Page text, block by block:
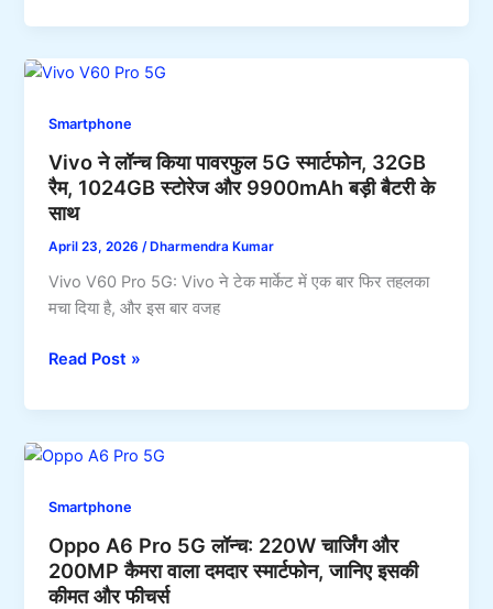
बैटरी
512GB
लॉन्च
किया
सस्ता
दमदार
5G
स्मार्टफोन,
मिलेगा
12GB
256GB
स्टोरेज
80W
Smartphone
Vivo ने लॉन्च किया पावरफुल 5G स्मार्टफोन, 32GB
रैम, 1024GB स्टोरेज और 9900mAh बड़ी बैटरी के
साथ
April 23, 2026 /Dharmendra Kumar
Vivo V60 Pro 5G: Vivo ने टेक मार्केट में एक बार फिर तहलका
मचा दिया है, और इस बार वजह
Vivo
लॉन्च
किया
पावरफुल
स्मार्टफोन,
32GB
रैम,
1024GB
Read Post »
Smartphone
Oppo A6 Pro 5G लॉन्च: 220W चार्जिंग और
200MP कैमरा वाला दमदार स्मार्टफोन, जानिए इसकी
कीमत और फीचर्स